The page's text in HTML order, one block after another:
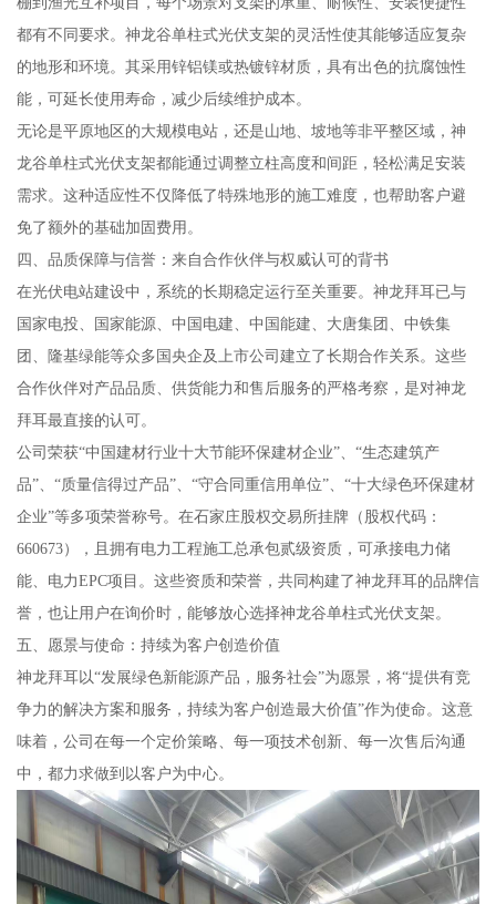
都有不同要求。神龙谷单柱式光伏支架的灵活性使其能够适应复杂
的地形和环境。其采用锌铝镁或热镀锌材质，具有出色的抗腐蚀性
能，可延长使用寿命，减少后续维护成本。
无论是平原地区的大规模电站，还是山地、坡地等非平整区域，神
龙谷单柱式光伏支架都能通过调整立柱高度和间距，轻松满足安装
需求。这种适应性不仅降低了特殊地形的施工难度，也帮助客户避
免了额外的基础加固费用。
四、品质保障与信誉：来自合作伙伴与权威认可的背书
在光伏电站建设中，系统的长期稳定运行至关重要。神龙拜耳已与
国家电投、国家能源、中国电建、中国能建、大唐集团、中铁集
团、隆基绿能等众多国央企及上市公司建立了长期合作关系。这些
合作伙伴对产品品质、供货能力和售后服务的严格考察，是对神龙
拜耳最直接的认可。
公司荣获“中国建材行业十大节能环保建材企业”、“生态建筑产
品”、“质量信得过产品”、“守合同重信用单位”、“十大绿色环保建材
企业”等多项荣誉称号。在石家庄股权交易所挂牌（股权代码：
660673），且拥有电力工程施工总承包贰级资质，可承接电力储
能、电力EPC项目。这些资质和荣誉，共同构建了神龙拜耳的品牌信
誉，也让用户在询价时，能够放心选择神龙谷单柱式光伏支架。
五、愿景与使命：持续为客户创造价值
神龙拜耳以“发展绿色新能源产品，服务社会”为愿景，将“提供有竞
争力的解决方案和服务，持续为客户创造最大价值”作为使命。这意
味着，公司在每一个定价策略、每一项技术创新、每一次售后沟通
中，都力求做到以客户为中心。